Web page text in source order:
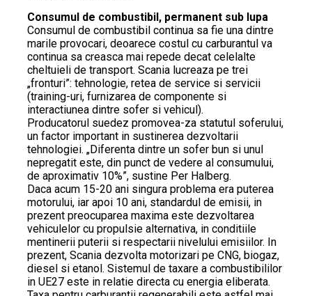
Consumul de combustibil, permanent sub lupa
Consumul de combustibil continua sa fie una dintre
marile provocari, deoarece costul cu carburantul va
continua sa creasca mai repede decat celelalte
cheltuieli de transport. Scania lucreaza pe trei
„fronturi”: tehnologie, retea de service si servicii
(training-uri, furnizarea de componente si
interactiunea dintre sofer si vehicul).
Producatorul suedez promovea-za statutul soferului,
un factor important in sustinerea dezvoltarii
tehnologiei. „Diferenta dintre un sofer bun si unul
nepregatit este, din punct de vedere al consumului,
de aproximativ 10%”, sustine Per Halberg.
Daca acum 15-20 ani singura problema era puterea
motorului, iar apoi 10 ani, standardul de emisii, in
prezent preocuparea maxima este dezvoltarea
vehiculelor cu propulsie alternativa, in conditiile
mentinerii puterii si respectarii nivelului emisiilor. In
prezent, Scania dezvolta motorizari pe CNG, biogaz,
diesel si etanol. Sistemul de taxare a combustibililor
in UE27 este in relatie directa cu energia eliberata.